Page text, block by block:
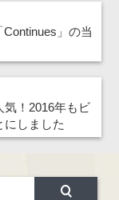
」の当
気！2016年もビ
にしました